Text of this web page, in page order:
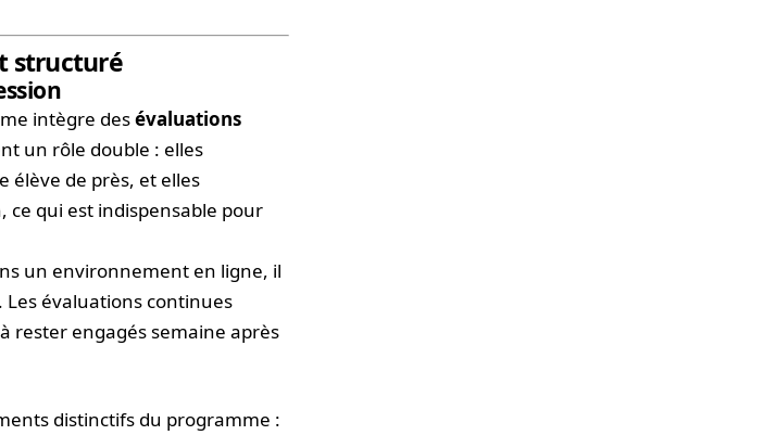
structuré
intègre desévaluations
un rôle double : elles
élève de près, et elles
qui est indispensable pour
un environnement en ligne, il
Les évaluations continues
rester engagés semaine après
distinctifs du programme :